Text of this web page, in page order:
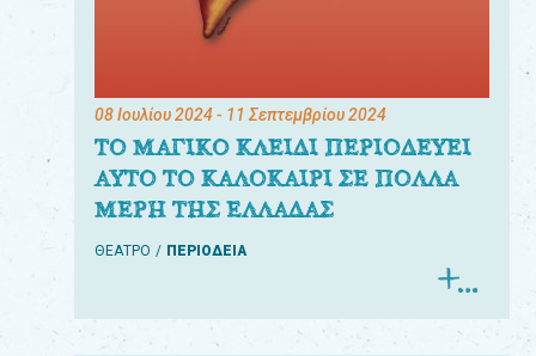
08 Ιουλίου 2024- 11 Σεπτεμβρίου 2024
ΤΟ ΜΑΓΙΚΟ ΚΛΕΙΔΙ ΠΕΡΙΟΔΕΥΕΙ
ΑΥΤΟ ΤΟ ΚΑΛΟΚΑΙΡΙ ΣΕ ΠΟΛΛΑ
ΜΕΡΗ ΤΗΣ ΕΛΛΑΔΑΣ
ΘΕΑΤΡΟ ΠΕΡΙΟΔΕΙΑ